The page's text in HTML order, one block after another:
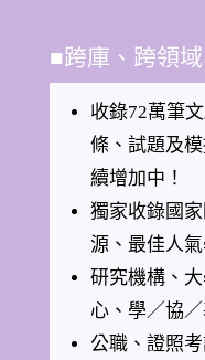
■跨庫、跨領
收錄72萬筆
條、試題及
續增加中！
獨家收錄國
源、最佳人氣
研究機構、
心、學／協
公職、證照